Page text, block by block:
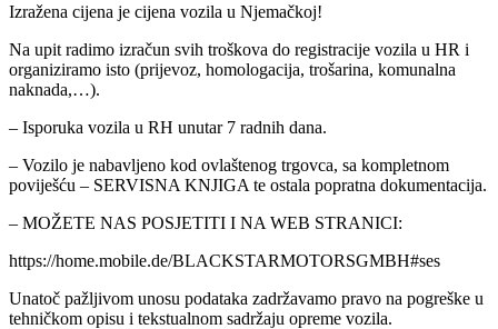
Izražena cijena je cijena vozila u Njemačkoj!
Na upit radimo izračun svih troškova do registracije vozila u HR i
organiziramo isto (prijevoz, homologacija, trošarina, komunalna
naknada,…).
– Isporuka vozila u RH unutar 7 radnih dana.
– Vozilo je nabavljeno kod ovlaštenog trgovca, sa kompletnom
poviješću – SERVISNA KNJIGA te ostala popratna dokumentacija.
– MOŽETE NAS POSJETITI I NA WEB STRANICI:
https://home.mobile.de/BLACKSTARMOTORSGMBH#ses
Unatoč pažljivom unosu podataka zadržavamo pravo na pogreške u
tehničkom opisu i tekstualnom sadržaju opreme vozila.